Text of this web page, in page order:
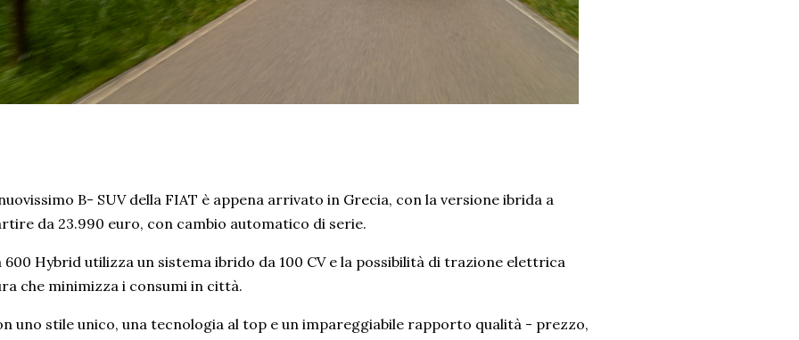
B- SUV della FIAT è appena arrivato in Grecia, con la versione ibrida a
da 23.990 euro, con cambio automatico di serie.
600 Hybrid utilizza un sistema ibrido da 100 CV e la possibilità di trazione elettrica
che minimizza i consumi in città.
uno stile unico, una tecnologia al top e un impareggiabile rapporto qualità - prezzo,